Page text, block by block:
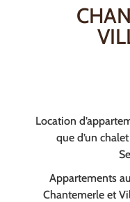
Location
que d’un
Appartements
Chantemerle et